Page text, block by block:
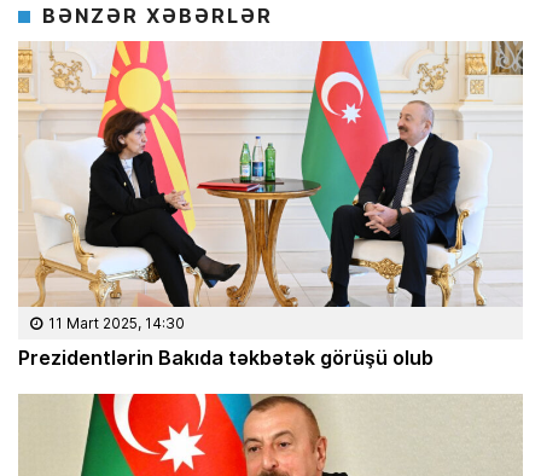
BƏNZƏR XƏBƏRLƏR
11 Mart 2025, 14:30
Prezidentlərin Bakıda təkbətək görüşü olub